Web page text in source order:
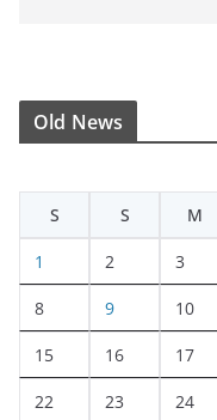
Old News
S
S M
1 2 3
8 9 10
15 16 17
22 23 24